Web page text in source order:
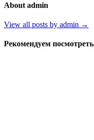
About admin
View all posts by admin →
Рекомендуем посмотреть